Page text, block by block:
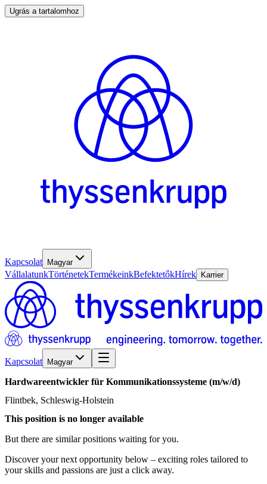
Ugrás a tartalomhoz
Kapcsolat Magyar
VállalatunkTörténetekTermékeinkBefektetőkHírek Karrier
Kapcsolat Magyar
Hardwareentwickler für Kommunikationssysteme (m/w/d)
Flintbek, Schleswig-Holstein
This position is no longer available
But there are similar positions waiting for you.
Discover your next opportunity below – exciting roles tailored to
your skills and passions are just a click away.